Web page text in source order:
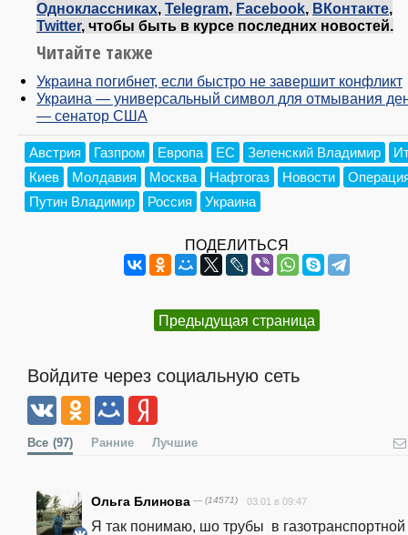
Одноклассниках, Telegram, Facebook, ВКонтакте,
Twitter, чтобы быть в курсе последних новостей.
Читайте также
Украина погибнет, если быстро не завершит конфликт
Украина — универсальный символ для отмывания
— сенатор США
Австрия Газпром Европа ЕС Зеленский Владимир
Киев
Молдавия Москва Нафтогаз Новости
Путин Владимир
Россия Украина
ПОДЕЛИТЬСЯ
Предыдущая страница
Войдите через социальную сеть
Все (97) Ранние Лучшие
Ольга Блинова — (14571) 03.01 в 09:47
Я так понимаю, шо трубы  в газотранспортной